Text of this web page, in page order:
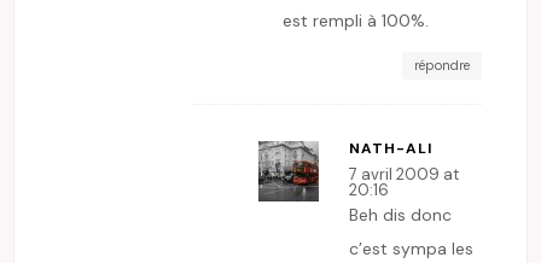
est rempli à 100%.
répondre
NATH-ALI
7 avril 2009 at
20:16
Beh dis donc
c’est sympa les